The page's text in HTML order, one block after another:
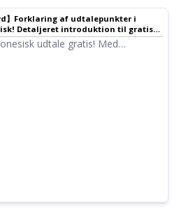
】Forklaring af udtalepunkter i
Detaljeret introduktion til gratis
anbefalede læringsmetoder |
tale-software Ondoku
udtale gratis! Med